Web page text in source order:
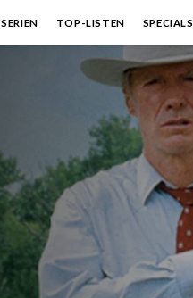
SERIEN TOP-LISTEN SPECIALS